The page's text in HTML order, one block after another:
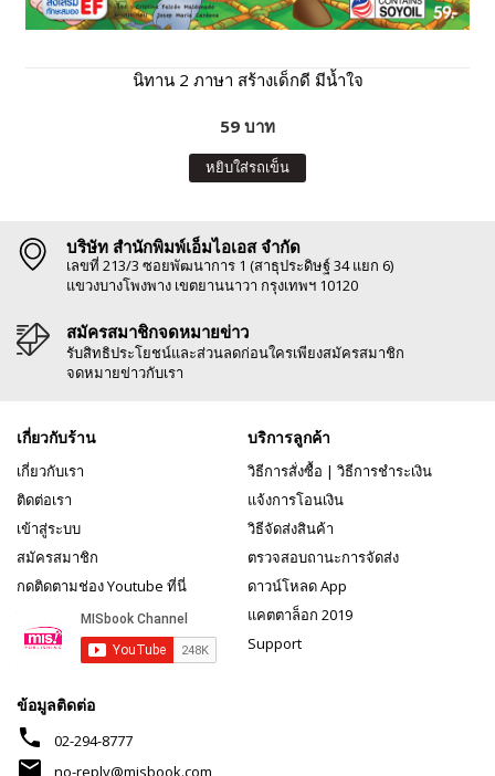
นิทาน 2 ภาษา สร้างเด็กดี มีน้ำใจ
59 บาท
หยิบใส่รถเข็น
บริษัท สำนักพิมพ์เอ็มไอเอส จำกัด
เลขที่ 213/3 ซอยพัฒนาการ 1 (สาธุประดิษฐ์ 34 แยก 6)
แขวงบางโพงพาง เขตยานนาวา กรุงเทพฯ 10120
สมัครสมาชิกจดหมายข่าว
รับสิทธิประโยชน์และส่วนลดก่อนใครเพียงสมัครสมาชิก
จดหมายข่าวกับเรา
เกี่ยวกับร้าน
เกี่ยวกับเรา
ติดต่อเรา
เข้าสู่ระบบ
สมัครสมาชิก
กดติดตามช่อง Youtube ที่นี่
บริการลูกค้า
วิธีการสั่งซื้อ | วิธีการชำระเงิน
แจ้งการโอนเงิน
วิธีจัดส่งสินค้า
ตรวจสอบถานะการจัดส่ง
ดาวน์โหลด App
แคตตาล็อก 2019
Support
ข้อมูลติดต่อ
phone 02-294-8777
mail no-reply@misbook.com